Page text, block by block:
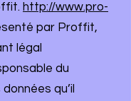
http://www.pro-
par Proffit,
légal
du
qu’il